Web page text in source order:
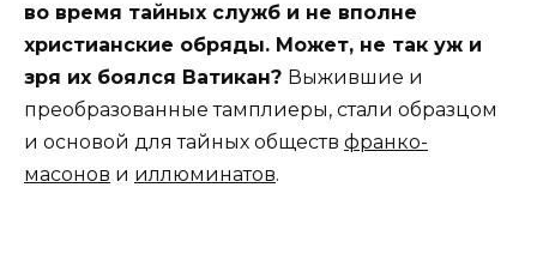
во время тайных служб и не вполне
христианские обряды. Может, не так уж и
зря их боялся Ватикан? Выжившие и
преобразованные тамплиеры, стали образцом
и основой для тайных обществ франко-
масонов и иллюминатов.